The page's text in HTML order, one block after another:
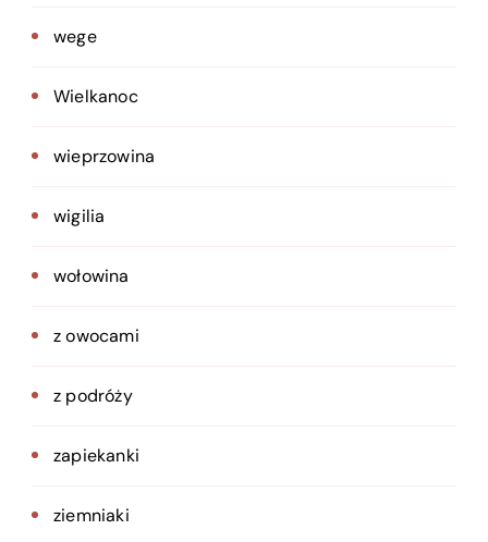
wege
Wielkanoc
wieprzowina
wigilia
wołowina
z owocami
z podróży
zapiekanki
ziemniaki